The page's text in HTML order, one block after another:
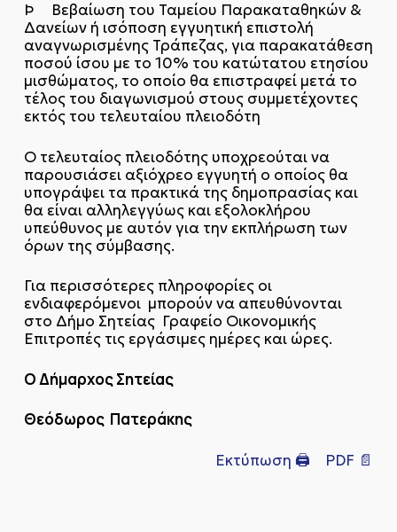
Þ Βεβαίωση του Ταμείου Παρακαταθηκών &
Δανείων ή ισόποση εγγυητική επιστολή
αναγνωρισμένης Τράπεζας, για παρακατάθεση
ποσού ίσου με το 10% του κατώτατου ετησίου
μισθώματος, το οποίο θα επιστραφεί μετά το
τέλος του διαγωνισμού στους συμμετέχοντες
εκτός του τελευταίου πλειοδότη
Ο τελευταίος πλειοδότης υποχρεούται να
παρουσιάσει αξιόχρεο εγγυητή ο οποίος θα
υπογράψει τα πρακτικά της δημοπρασίας και
θα είναι αλληλεγγύως και εξολοκλήρου
υπεύθυνος με αυτόν για την εκπλήρωση των
όρων της σύμβασης.
Για περισσότερες πληροφορίες οι
ενδιαφερόμενοι μπορούν να απευθύνονται
στο Δήμο Σητείας Γραφείο Οικονομικής
Επιτροπές τις εργάσιμες ημέρες και ώρες.
Ο Δήμαρχος Σητείας
Θεόδωρος Πατεράκης
Εκτύπωση 🖨 PDF 📄